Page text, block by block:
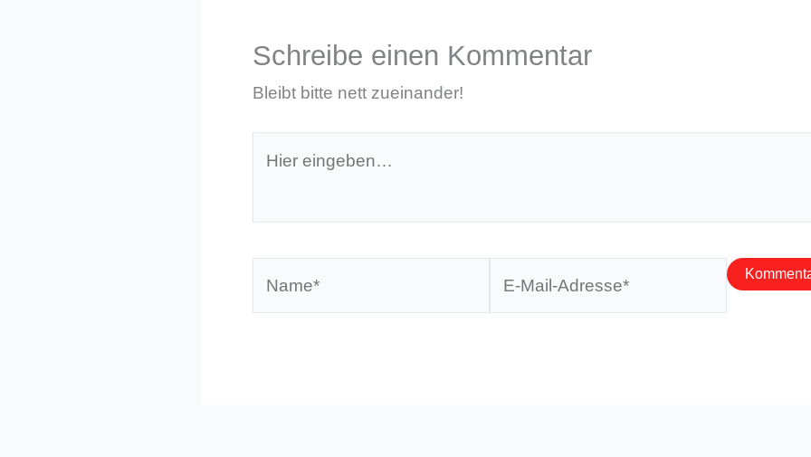
Schreibe einen Kommentar
Bleibt bitte nett zueinander!
eingeben…